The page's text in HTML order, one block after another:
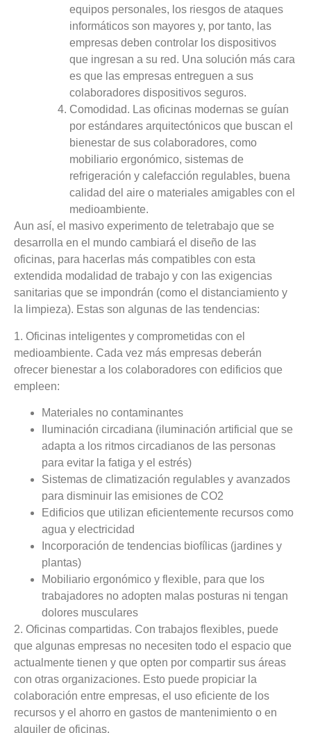
equipos personales, los riesgos de ataques
informáticos son mayores y, por tanto, las
empresas deben controlar los dispositivos
que ingresan a su red. Una solución más cara
es que las empresas entreguen a sus
colaboradores dispositivos seguros.
Comodidad. Las oficinas modernas se guían
por estándares arquitectónicos que buscan el
bienestar de sus colaboradores, como
mobiliario ergonómico, sistemas de
refrigeración y calefacción regulables, buena
calidad del aire o materiales amigables con el
medioambiente.
Aun así, el masivo experimento de teletrabajo que se
desarrolla en el mundo cambiará el diseño de las
oficinas, para hacerlas más compatibles con esta
extendida modalidad de trabajo y con las exigencias
sanitarias que se impondrán (como el distanciamiento y
la limpieza). Estas son algunas de las tendencias:
1. Oficinas inteligentes y comprometidas con el
medioambiente. Cada vez más empresas deberán
ofrecer bienestar a los colaboradores con edificios que
empleen:
Materiales no contaminantes
Iluminación circadiana (iluminación artificial que se
adapta a los ritmos circadianos de las personas
para evitar la fatiga y el estrés)
Sistemas de climatización regulables y avanzados
para disminuir las emisiones de CO2
Edificios que utilizan eficientemente recursos como
agua y electricidad
Incorporación de tendencias biofílicas (jardines y
plantas)
Mobiliario ergonómico y flexible, para que los
trabajadores no adopten malas posturas ni tengan
dolores musculares
2. Oficinas compartidas. Con trabajos flexibles, puede
que algunas empresas no necesiten todo el espacio que
actualmente tienen y que opten por compartir sus áreas
con otras organizaciones. Esto puede propiciar la
colaboración entre empresas, el uso eficiente de los
recursos y el ahorro en gastos de mantenimiento o en
alquiler de oficinas.